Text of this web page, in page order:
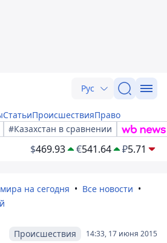
Рус
СтатьиПроисшествияПраво
#Казахстан в сравнении
$469.93 €541.64 ₽5.71
на сегодня
Все новости
14:33, 17 июня 2015
Происшествия